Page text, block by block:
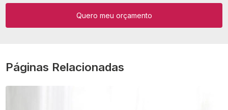
Quero meu orçamento
Páginas Relacionadas